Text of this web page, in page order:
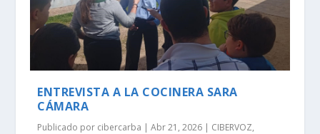
ENTREVISTA A LA COCINERA SARA
CÁMARA
Publicado por cibercarba |Abr 21, 2026 | CIBERVOZ,